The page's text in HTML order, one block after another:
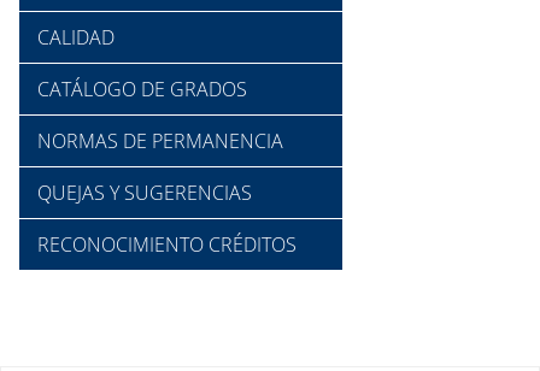
CALIDAD
CATÁLOGO DE GRADOS
NORMAS DE PERMANENCIA
QUEJAS Y SUGERENCIAS
RECONOCIMIENTO CRÉDITOS